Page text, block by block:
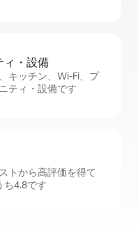
ィ・設⁠備
キッチン、Wi-Fi、プ
ティ・設備です
トから高評価を得て
ち4.8です